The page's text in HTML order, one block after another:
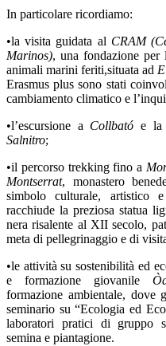
In particolare ricordiamo:
•la visita guidata al CRAM
Marinos), una fondazione per
animali marini feriti,situata ad
Erasmus plus sono stati
cambiamento climatico e
•l’escursione a Collbató e la
Salnitro;
•il percorso trekking fino a
Montserrat, monastero
simbolo culturale, artistico
racchiude la preziosa statua
nera risalente al XII secolo,
meta di pellegrinaggio e di
•le attività su sostenibilità ed
e formazione giovanile
formazione ambientale, dove
seminario su “Ecologia ed
laboratori pratici di gruppo
semina e piantagione.